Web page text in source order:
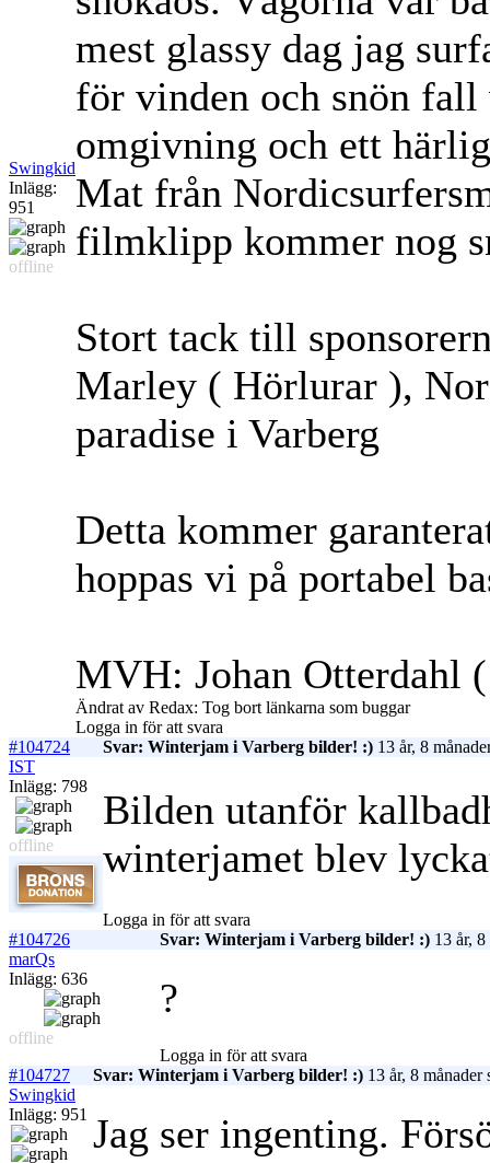
Swingkid
Inlägg:
951
offline
mest glassy dag jag
för vinden och snön fall
omgivning och ett
Mat från
filmklipp kommer nog
Stort tack till
Marley ( Hörlurar ),
paradise i Varberg
Detta kommer
hoppas vi på portabel
MVH: Johan Otterdahl
Ändrat av Redax: Tog bort länkarna som buggar
Logga in för att svara
#104724
Svar: Winterjam i Varberg bilder! :) 13 år, 8
IST
Inlägg: 798
offline
Bilden utanför
winterjamet blev
Logga in för att svara
#104726
Svar: Winterjam i Varberg bilder! :) 13 år, 8
marQs
Inlägg: 636
offline
?
Logga in för att svara
#104727
Svar: Winterjam i Varberg bilder! :) 13 år, 8 månader
Swingkid
Inlägg: 951 Jag ser ingenting.